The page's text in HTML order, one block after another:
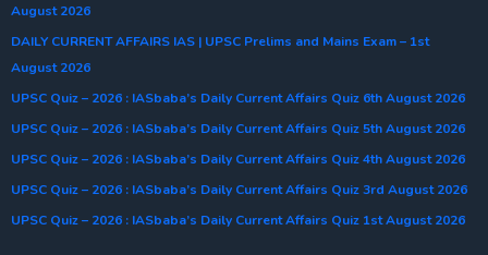
August 2026
DAILY CURRENT AFFAIRS IAS | UPSC Prelims and Mains Exam – 1st
August 2026
UPSC Quiz – 2026 : IASbaba’s Daily Current Affairs Quiz 6th August 2026
UPSC Quiz – 2026 : IASbaba’s Daily Current Affairs Quiz 5th August 2026
UPSC Quiz – 2026 : IASbaba’s Daily Current Affairs Quiz 4th August 2026
UPSC Quiz – 2026 : IASbaba’s Daily Current Affairs Quiz 3rd August 2026
UPSC Quiz – 2026 : IASbaba’s Daily Current Affairs Quiz 1st August 2026